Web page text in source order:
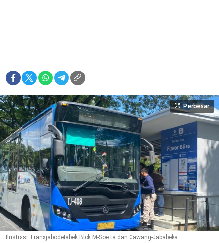
Perbesar
Ilustrasi Transjabodetabek Blok M-Soetta dan Cawang-Jababeka